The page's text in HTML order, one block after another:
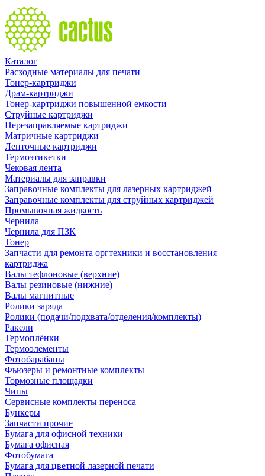
Каталог
Расходные материалы для печати
Тонер-картриджи
Драм-картриджи
Тонер-картриджи повышенной емкости
Струйные картриджи
Перезаправляемые картриджи
Матричные картриджи
Ленточные картриджи
Термоэтикетки
Чековая лента
Материалы для заправки
Заправочные комплекты для лазерных картриджей
Заправочные комплекты для струйных картриджей
Промывочная жидкость
Чернила
Чернила для ПЗК
Тонер
Запчасти для ремонта оргтехники и восстановления
картриджа
Валы тефлоновые (верхние)
Валы резиновые (нижние)
Валы магнитные
Ролики заряда
Ролики (подачи/подхвата/отделения/комплекты)
Ракели
Термоплёнки
Термоэлементы
Фотобарабаны
Фьюзеры и ремонтные комплекты
Тормозные площадки
Чипы
Сервисные комплекты переноса
Бункеры
Запчасти прочие
Бумага для офисной техники
Бумага офисная
Фотобумага
Бумага для цветной лазерной печати